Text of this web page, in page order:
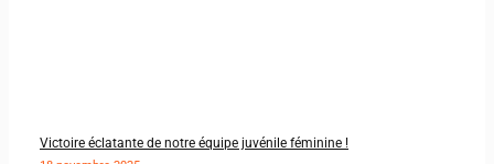
Victoire éclatante de notre équipe juvénile féminine !